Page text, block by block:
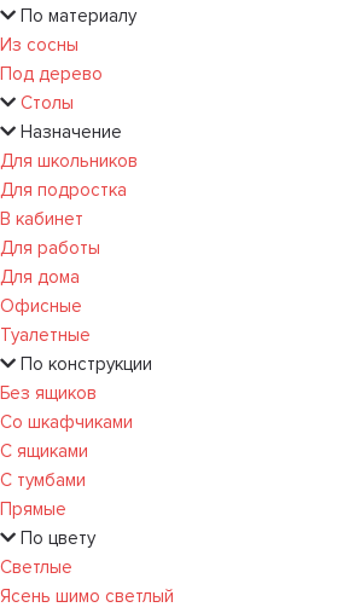
По материалу
Из сосны
Под дерево
Столы
Назначение
Для школьников
Для подростка
В кабинет
Для работы
Для дома
Офисные
Туалетные
По конструкции
Без ящиков
Со шкафчиками
С ящиками
С тумбами
Прямые
По цвету
Светлые
Ясень шимо светлый